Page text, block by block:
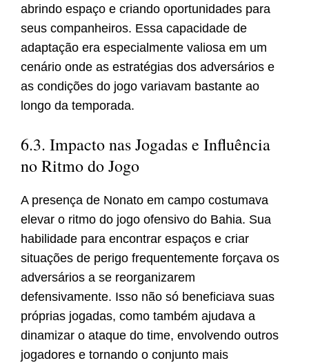
abrindo espaço e criando oportunidades para
seus companheiros. Essa capacidade de
adaptação era especialmente valiosa em um
cenário onde as estratégias dos adversários e
as condições do jogo variavam bastante ao
longo da temporada.
6.3. Impacto nas Jogadas e Influência
no Ritmo do Jogo
A presença de Nonato em campo costumava
elevar o ritmo do jogo ofensivo do Bahia. Sua
habilidade para encontrar espaços e criar
situações de perigo frequentemente forçava os
adversários a se reorganizarem
defensivamente. Isso não só beneficiava suas
próprias jogadas, como também ajudava a
dinamizar o ataque do time, envolvendo outros
jogadores e tornando o conjunto mais